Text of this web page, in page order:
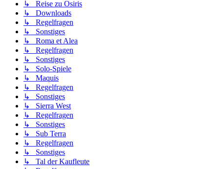
↳ Reise zu Osiris
↳ Downloads
↳ Regelfragen
↳ Sonstiges
↳ Roma et Alea
↳ Regelfragen
↳ Sonstiges
↳ Solo-Spiele
↳ Maquis
↳ Regelfragen
↳ Sonstiges
↳ Sierra West
↳ Regelfragen
↳ Sonstiges
↳ Sub Terra
↳ Regelfragen
↳ Sonstiges
↳ Tal der Kaufleute